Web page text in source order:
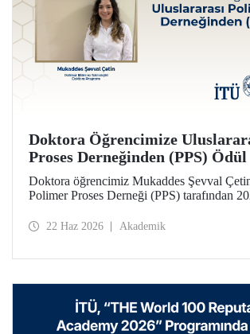
Doktora Öğrencimize
Proses Derneğinden (PPS) Ödül
Doktora öğrencimiz Mukaddes Şevval
Polimer Proses Derneği (PPS) tarafından
ödülü İtalya’da düzenlenecek PPS-41
22 Haz 2026 Akademik